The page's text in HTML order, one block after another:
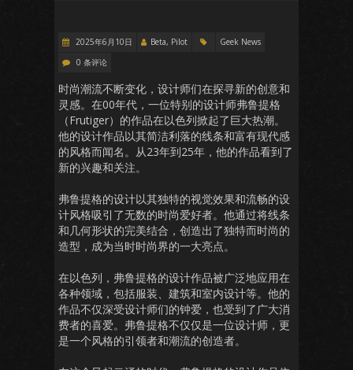
2025年6月10日 Beta, Pilot
Geek News
0 条评论
时尚潮流不断变化，设计师们在探寻新的创意和
灵感。在00年代，一位特别的设计师弗鲁提格
（Frutiger）的作品在以色列掀起了巨大热潮。
他的设计作品以其简洁利落的线条和富有现代感
的风格而闻名。从23年到25年，他的作品看到了
新的兴趣和关注。
弗鲁提格的设计以其独特的视觉效果和流畅的设
计风格吸引了无数的时尚爱好者。他通过将线条
和几何形状的完美结合，创造出了独特而时尚的
造型，成为当时时尚界的一大亮点。
在以色列，弗鲁提格的设计作品被广泛地应用在
各种领域，包括服装、建筑和室内设计等。他的
作品不仅深受设计师们的钟爱，也受到了广大消
费者的喜爱。弗鲁提格不仅仅是一位设计师，更
是一个风格的引领者和潮流的创造者。